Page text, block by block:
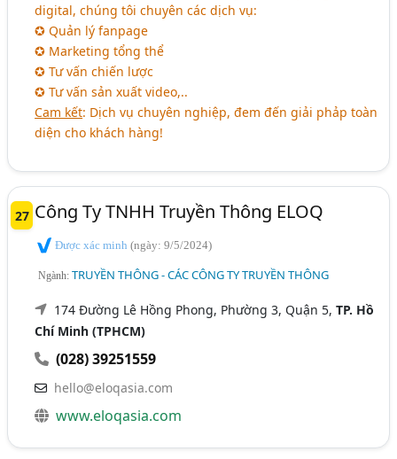
digital, chúng tôi chuyên các dịch vụ:
✪ Quản lý fanpage
✪ Marketing tổng thể
✪ Tư vấn chiến lược
✪ Tư vấn sản xuất video,..
Cam kết: Dịch vụ chuyên nghiệp, đem đến giải phảp toàn
diện cho khách hàng!
27 Công Ty TNHH Truyền Thông ELOQ
Được xác minh(ngày: 9/5/2024)
Ngành:TRUYỀN THÔNG - CÁC CÔNG TY TRUYỀN THÔNG
174 Đường Lê Hồng Phong, Phường 3, Quận 5,TP. Hồ
Chí Minh (TPHCM)
(028) 39251559
hello@eloqasia.com
www.eloqasia.com